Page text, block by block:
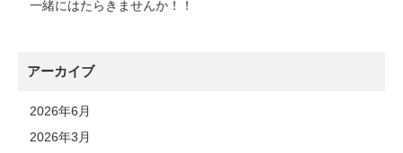
一緒にはたらきませんか！！
アーカイブ
2026年6月
2026年3月